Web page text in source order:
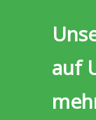
auf